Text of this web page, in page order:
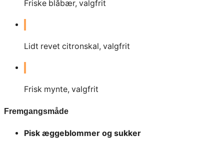
Friske blåbær, valgfrit
Lidt revet citronskal, valgfrit
Frisk mynte, valgfrit
Fremgangsmåde
Pisk æggeblommer og sukker